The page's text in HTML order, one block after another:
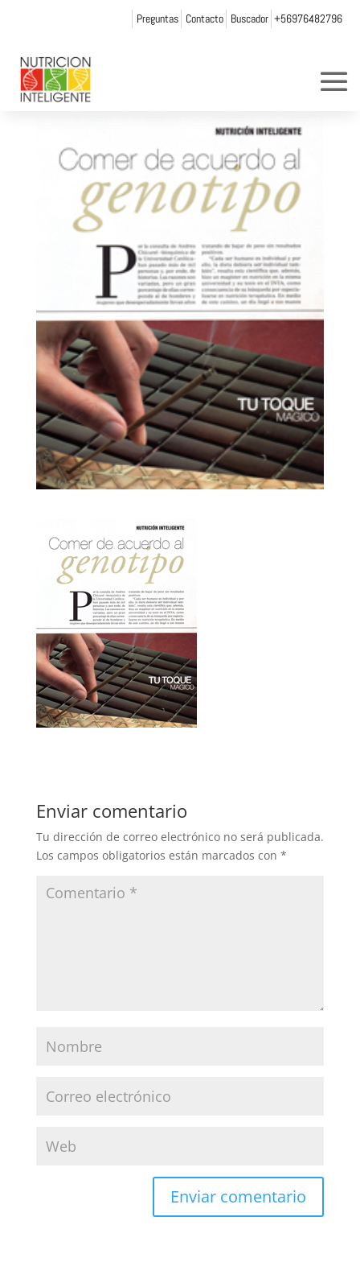
Preguntas Contacto Buscador +56976482796
entrevista1_chica
porandrea chicurel
Enviar comentario
Tu dirección de correo electrónico no será publicada.
Los campos obligatorios están marcados con *